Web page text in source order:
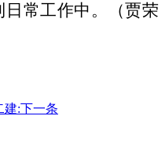
常工作中。（贾荣
建:下一条